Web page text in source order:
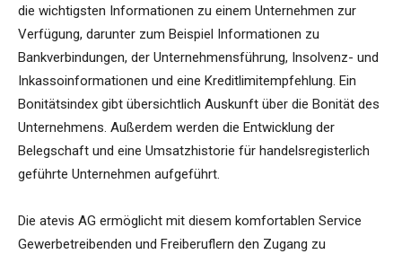
die wichtigsten Informationen zu einem Unternehmen zur
Verfügung, darunter zum Beispiel Informationen zu
Bankverbindungen, der Unternehmensführung, Insolvenz- und
Inkassoinformationen und eine Kreditlimitempfehlung. Ein
Bonitätsindex gibt übersichtlich Auskunft über die Bonität des
Unternehmens. Außerdem werden die Entwicklung der
Belegschaft und eine Umsatzhistorie für handelsregisterlich
geführte Unternehmen aufgeführt.
Die atevis AG ermöglicht mit diesem komfortablen Service
Gewerbetreibenden und Freiberuflern den Zugang zu